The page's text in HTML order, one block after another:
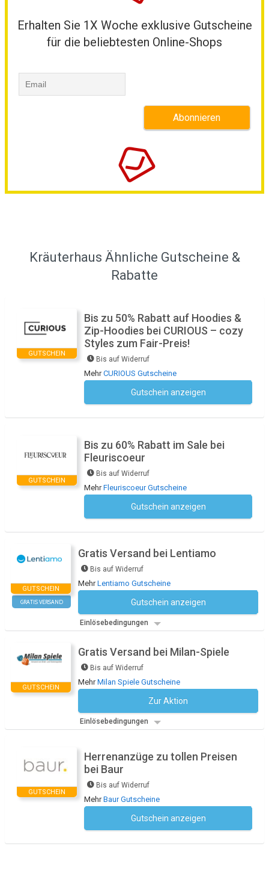
Erhalten Sie 1X Woche exklusive Gutscheine
für die beliebtesten Online-Shops
Kräuterhaus Ähnliche Gutscheine &
Rabatte
GUTSCHEIN
Bis zu 50% Rabatt auf Hoodies &
Zip-Hoodies bei CURIOUS – cozy
Styles zum Fair-Preis!
Bis auf Widerruf
MehrCURIOUS Gutscheine
Gutschein anzeigen
GUTSCHEIN
Bis zu 60% Rabatt im Sale bei
Fleuriscoeur
Bis auf Widerruf
MehrFleuriscoeur Gutscheine
Gutschein anzeigen
GUTSCHEIN
GRATIS VERSAND
Gratis Versand bei Lentiamo
Bis auf Widerruf
MehrLentiamo Gutscheine
Gutschein anzeigen
Einlösebedingungen
GUTSCHEIN
Gratis Versand bei Milan-Spiele
Bis auf Widerruf
MehrMilan Spiele Gutscheine
Zur Aktion
Einlösebedingungen
GUTSCHEIN
Herrenanzüge zu tollen Preisen
bei Baur
Bis auf Widerruf
MehrBaur Gutscheine
Gutschein anzeigen